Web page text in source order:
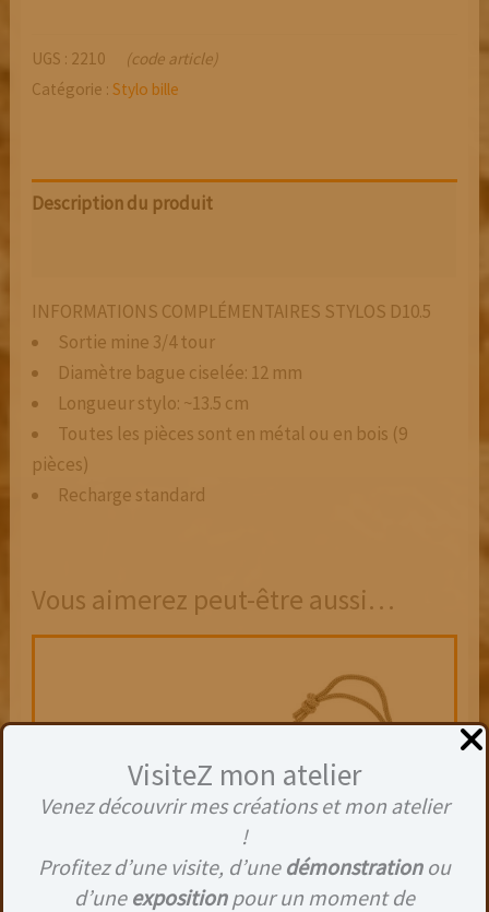
VisiteZ mon atelier
Venez découvrir mes créations et mon atelier
!
Profitez d’une visite, d’une démonstrationou
d’une expositionpour un moment de
UGS : 2210
(code article)
Catégorie :Stylo bille
Description du produit
INFORMATIONS COMPLÉMENTAIRES STYLOS D10.5
Sortie mine 3/4 tour
Diamètre bague ciselée: 12 mm
Longueur stylo: ~13.5 cm
Toutes les pièces sont en métal ou en bois (9
pièces)
Recharge standard
Vous aimerez peut-être aussi…